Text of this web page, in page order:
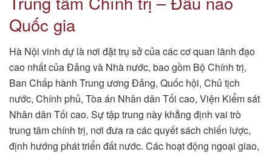
Quốc gia
Hà Nội vinh dự là nơi đặt trụ sở của các cơ quan lãnh đạo
cao nhất của Đảng và Nhà nước, bao gồm Bộ Chính trị,
Ban Chấp hành Trung ương Đảng, Quốc hội, Chủ tịch
nước, Chính phủ, Tòa án Nhân dân Tối cao, Viện Kiểm sát
Nhân dân Tối cao. Sự tập trung này khẳng định vai trò
trung tâm chính trị, nơi đưa ra các quyết sách chiến lược,
định hướng phát triển đất nước. Các hoạt động ngoại giao,